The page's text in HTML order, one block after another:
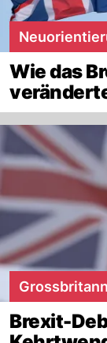
Wie das
Brexit-